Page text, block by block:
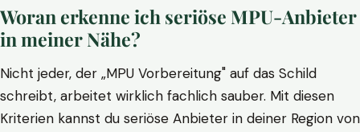
Woran erkenne ich seriöse MPU-Anbieter
in meiner Nähe?
Nicht jeder, der „MPU Vorbereitung" auf das Schild
schreibt, arbeitet wirklich fachlich sauber. Mit diesen
Kriterien kannst du seriöse Anbieter in deiner Region von